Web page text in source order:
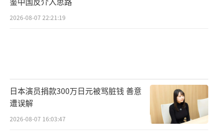
2026-08-07 22:21:19
日本演员捐款300万日元被骂脏钱 善意
遭误解
2026-08-07 16:03:47